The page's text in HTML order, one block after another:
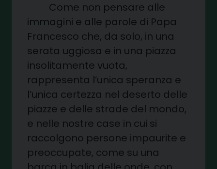
Come non pensare alle
immagini e alle parole di Papa
Francesco che, da solo, in una
serata uggiosa e in una piazza
insolitamente vuota,
rappresenta l’unica speranza e
l’unica certezza nel deserto delle
piazze e delle strade del mondo,
e nelle nostre case in cui si
raccolgono persone impaurite e
preoccupate, come su una